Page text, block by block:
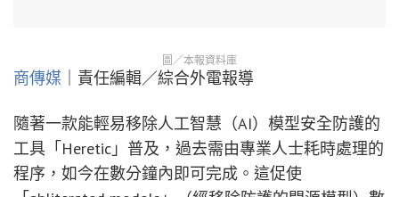
圖／本報資料庫
商傳媒 ｜責任編輯／綜合外電報導
隨著一款能輕易移除人工智慧（AI）模型安全防護的
工具「Heretic」普及，過去需由專業人士耗時處理的
程序，如今在數分鐘內即可完成。這促使